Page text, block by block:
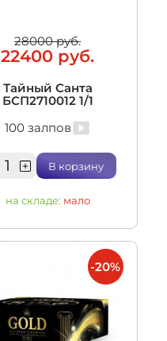
28000 руб.
22400 руб.
Тайный Санта
БСП2710012 1/1
100 залпов
В корзину
на складе: мало
-20%